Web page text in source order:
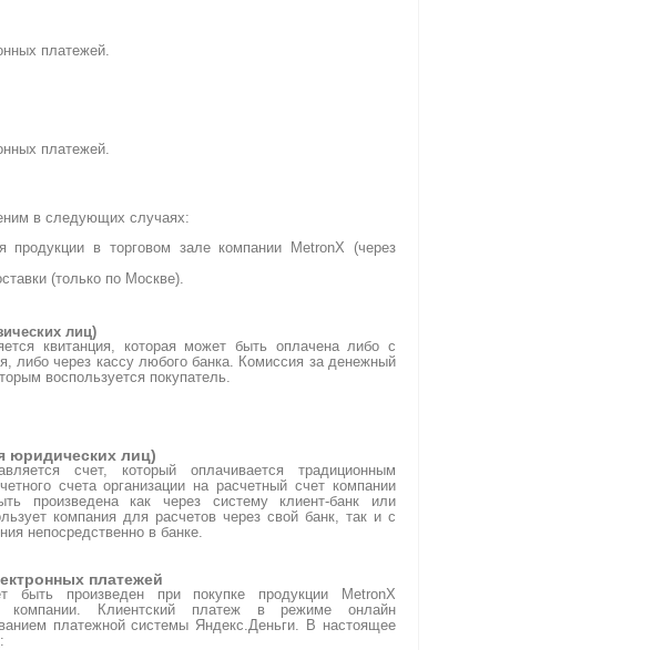
платежей.
платежей.
в следующих случаях:
продукции в торговом зале компании MetronX (через
(только по Москве).
лиц)
квитанция, которая может быть оплачена либо с
либо через кассу любого банка. Комиссия за денежный
воспользуется покупатель.
юридических лиц)
счет, который оплачивается традиционным
счета организации на расчетный счет компании
произведена как через систему клиент-банк или
компания для расчетов через свой банк, так и с
непосредственно в банке.
платежей
произведен при покупке продукции MetronX
компании. Клиентский платеж в режиме онлайн
платежной системы Яндекс.Деньги. В настоящее
: